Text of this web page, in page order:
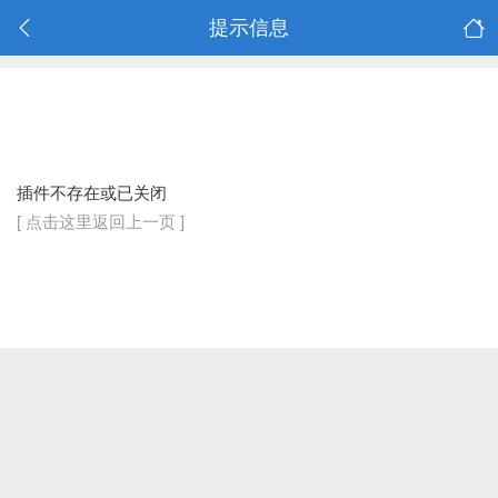
提示信息
插件不存在或已关闭
[ 点击这里返回上一页 ]